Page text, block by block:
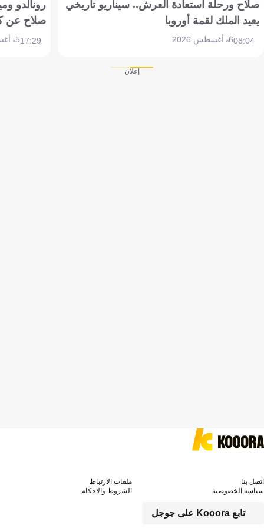
صلاح ورحلة استعادة العرش.. سيناريو تاريخي
يعيد الملك لقمة أوروبا
08:046 أغسطس 2026
رونالدو
صلاح عن
17:295 أغسطس 2026
إعلان
تابع Kooora على جوجل
اتصل بنا
ملفات الارتباط
سياسة الخصوصية
الشروط والاحكام